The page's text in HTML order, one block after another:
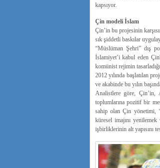
kapsıyor.
Çin modeli İslam
Çin’in bu projesinin
sık şiddetli baskılar
“Müslüman Şehri” dış
İslamiyet’i kabul eden
komünist rejimin
2012 yılında başlatılan
ve akabinde bu yılın
Analistlere göre, Çin’in,
toplumlarına pozitif bir
sahip olan Çin yönetimi,
küresel imajını
işbirliklerinin alt yapısını